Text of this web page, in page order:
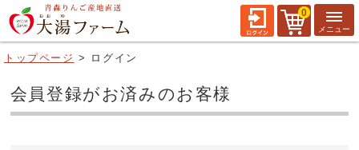
0
トップページ ログイン
会員登録がお済みのお客様